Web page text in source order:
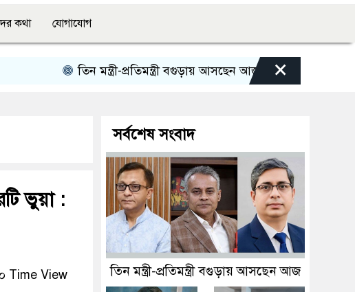
কথা যোগাযোগ
তিন মন্ত্রী-প্রতিমন্ত্রী বগুড়ায় আসছেন আজ রোমান্টিক বার্তা দিলেন
×
ভুয়া :
Time View
সর্বশেষ সংবাদ
তিন মন্ত্রী-প্রতিমন্ত্রী বগুড়ায় আসছেন আজ